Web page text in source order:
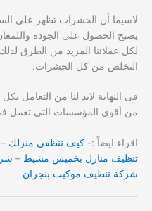
لاسيما أن الحشرات تظهر على
يصبح الحصول على الجودة
لكل عملائنا المزيد من الطرق
التخلص من كل الحشرات.
فى النهاية لابد لنا من التعامل
من أقوى المؤسسات التى تعمل
اقراء ايضاً :- كيف تنظفي منزلك –
تنظيف منازل بخميس مشيط –
شركة تنظيف موكيت بنجران